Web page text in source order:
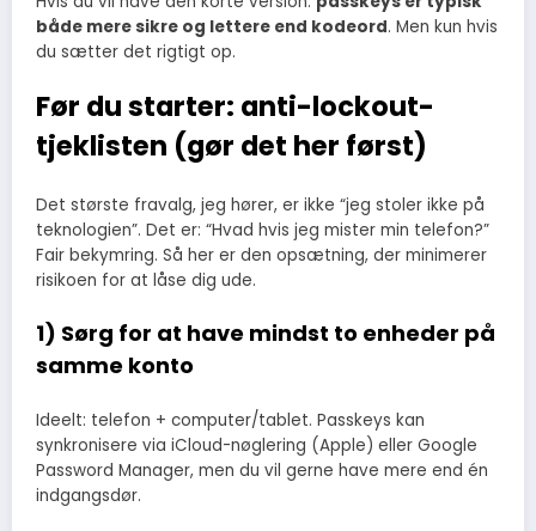
både mere sikre og lettere end kodeord. Men kun hvis
du sætter det rigtigt op.
Før du starter: anti-lockout-
tjeklisten (gør det her først)
Det største fravalg, jeg hører, er ikke “jeg stoler ikke på
teknologien”. Det er: “Hvad hvis jeg mister min telefon?”
Fair bekymring. Så her er den opsætning, der minimerer
risikoen for at låse dig ude.
1) Sørg for at have mindst to enheder på
samme konto
Ideelt: telefon + computer/tablet. Passkeys kan
synkronisere via iCloud-nøglering (Apple) eller Google
Password Manager, men du vil gerne have mere end én
indgangsdør.